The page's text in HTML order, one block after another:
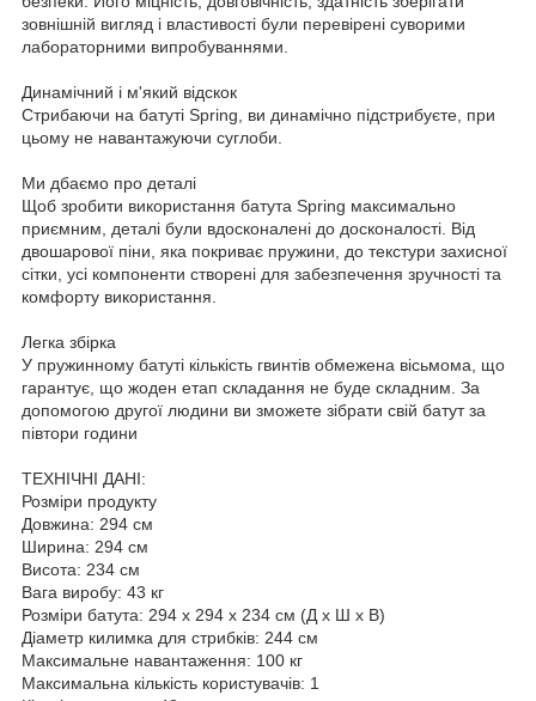
зовнішній вигляд і властивості були перевірені суворими
лабораторними випробуваннями.
Динамічний і м'який відскок
Стрибаючи на батуті Spring, ви динамічно підстрибуєте, при
цьому не навантажуючи суглоби.
Ми дбаємо про деталі
Щоб зробити використання батута Spring максимально
приємним, деталі були вдосконалені до досконалості. Від
двошарової піни, яка покриває пружини, до текстури захисної
сітки, усі компоненти створені для забезпечення зручності та
комфорту використання.
Легка збірка
У пружинному батуті кількість гвинтів обмежена вісьмома, що
гарантує, що жоден етап складання не буде складним. За
допомогою другої людини ви зможете зібрати свій батут за
півтори години
ТЕХНІЧНІ ДАНІ:
Розміри продукту
Довжина: 294 см
Ширина: 294 см
Висота: 234 см
Вага виробу: 43 кг
Розміри батута: 294 x 294 x 234 см (Д x Ш x В)
Діаметр килимка для стрибків: 244 см
Максимальне навантаження: 100 кг
Максимальна кількість користувачів: 1